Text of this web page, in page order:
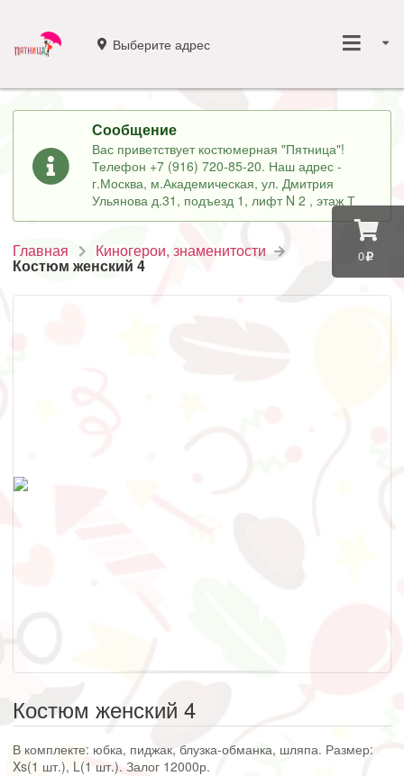
0
Выберите адрес
Сообщение
Вас приветствует костюмерная "Пятница"!
Телефон +7 (916) 720-85-20. Наш адрес -
г.Москва, м.Академическая, ул. Дмитрия
Ульянова д.31, подъезд 1, лифт N 2 , этаж Т
Главная Киногерои, знаменитости
Костюм женский 4
Костюм женский 4
В комплекте: юбка, пиджак, блузка-обманка, шляпа. Размер:
Xs(1 шт.), L(1 шт.). Залог 12000р.